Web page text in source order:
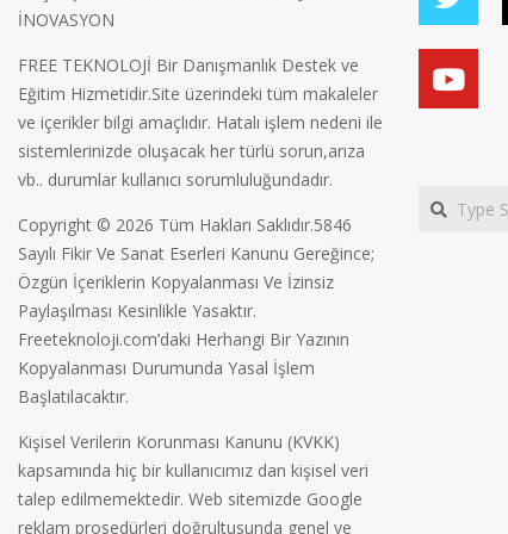
İNOVASYON
FREE TEKNOLOJİ Bir Danışmanlık Destek ve
Eğitim Hizmetidir.Site üzerindeki tüm makaleler
ve içerikler bilgi amaçlıdır. Hatalı işlem nedeni ile
sistemlerinizde oluşacak her türlü sorun,arıza
vb.. durumlar kullanıcı sorumluluğundadır.
Copyright © 2026 Tüm Hakları Saklıdır.5846
Sayılı Fikir Ve Sanat Eserleri Kanunu Gereğince;
Özgün İçeriklerin Kopyalanması Ve İzinsiz
Paylaşılması Kesinlikle Yasaktır.
Freeteknoloji.com’daki Herhangi Bir Yazının
Kopyalanması Durumunda Yasal İşlem
Başlatılacaktır.
Kişisel Verilerin Korunması Kanunu (KVKK)
kapsamında hiç bir kullanıcımız dan kişisel veri
talep edilmemektedir. Web sitemizde Google
reklam prosedürleri doğrultusunda genel ve
Search